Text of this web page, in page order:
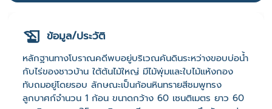
ข้อมูล/ประวัติ
หลักฐานทางโบราณคดีพบอยู่บริเวณคันดินระหว่างขอบบ่อน้ำ
กับไร่ของชาวบ้าน ใต้ต้นไม้ใหญ่ มีไม้พุ่มและใบไม้แห้งกอง
ทับถมอยู่โดยรอบ ลักษณะเป็นก้อนหินทรายสีชมพูทรง
ลูกบาศก์จำนวน 1 ก้อน ขนาดกว้าง 60 เซนติเมตร ยาว 60